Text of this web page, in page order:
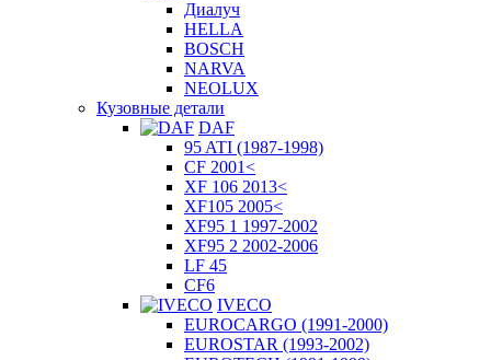
Диалуч
HELLA
BOSCH
NARVA
NEOLUX
Кузовные детали
DAF
95 ATI (1987-1998)
CF 2001<
XF 106 2013<
XF105 2005<
XF95 1 1997-2002
XF95 2 2002-2006
LF 45
CF6
IVECO
EUROCARGO (1991-2000)
EUROSTAR (1993-2002)